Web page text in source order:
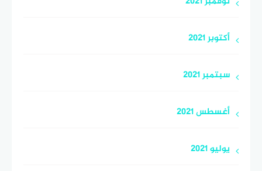
أكتوبر 2021
سبتمبر 2021
أغسطس 2021
يوليو 2021